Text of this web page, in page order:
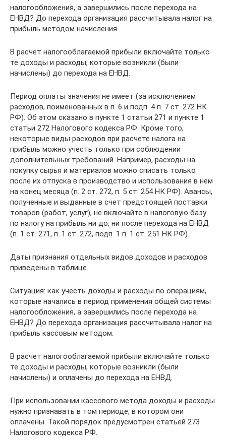
налогообложения, а завершились после перехода на
ЕНВД? До перехода организация рассчитывала налог на
прибыль методом начисления.
В расчет налогооблагаемой прибыли включайте только
те доходы и расходы, которые возникли (были
начислены) до перехода на ЕНВД.
Период оплаты значения не имеет (за исключением
расходов, поименованных в п. 6 и подп. 4 п. 7 ст. 272 НК
РФ). Об этом сказано в пункте 1 статьи 271 и пункте 1
статьи 272 Налогового кодекса РФ. Кроме того,
некоторые виды расходов при расчете налога на
прибыль можно учесть только при соблюдении
дополнительных требований. Например, расходы на
покупку сырья и материалов можно списать только
после их отпуска в производство и использования в нем
на конец месяца (п. 2 ст. 272, п. 5 ст. 254 НК РФ). Авансы,
полученные и выданные в счет предстоящей поставки
товаров (работ, услуг), не включайте в налоговую базу
по налогу на прибыль ни до, ни после перехода на ЕНВД
(п. 1 ст. 271, п. 1 ст. 272, подп. 1 п. 1 ст. 251 НК РФ).
Даты признания отдельных видов доходов и расходов
приведены в таблице.
Ситуация: как учесть доходы и расходы по операциям,
которые начались в период применения общей системы
налогообложения, а завершились после перехода на
ЕНВД? До перехода организация рассчитывала налог на
прибыль кассовым методом.
В расчет налогооблагаемой прибыли включайте только
те доходы и расходы, которые возникли (были
начислены) и оплачены до перехода на ЕНВД.
При использовании кассового метода доходы и расходы
нужно признавать в том периоде, в котором они
оплачены. Такой порядок предусмотрен статьей 273
Налогового кодекса РФ.